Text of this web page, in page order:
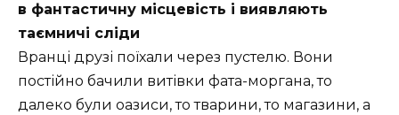
в фантастичну місцевість і виявляють
таємничі сліди
Вранці друзі поїхали через пустелю. Вони
постійно бачили витівки фата-моргана, то
далеко були оазиси, то тварини, то магазини, а